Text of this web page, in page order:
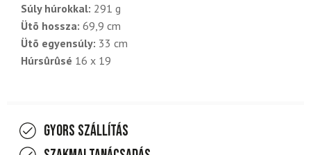
Súly húrokkal: 291 g
Ütõ hossza: 69,9 cm
Ütõ egyensúly: 33 cm
Húrsûrûsé 16 x 19
Gyors szállítás